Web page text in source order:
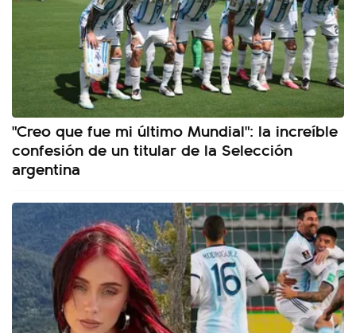
"Creo que fue mi último Mundial": la increíble
confesión de un titular de la Selección
argentina